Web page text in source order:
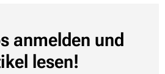
anmelden und
lesen!